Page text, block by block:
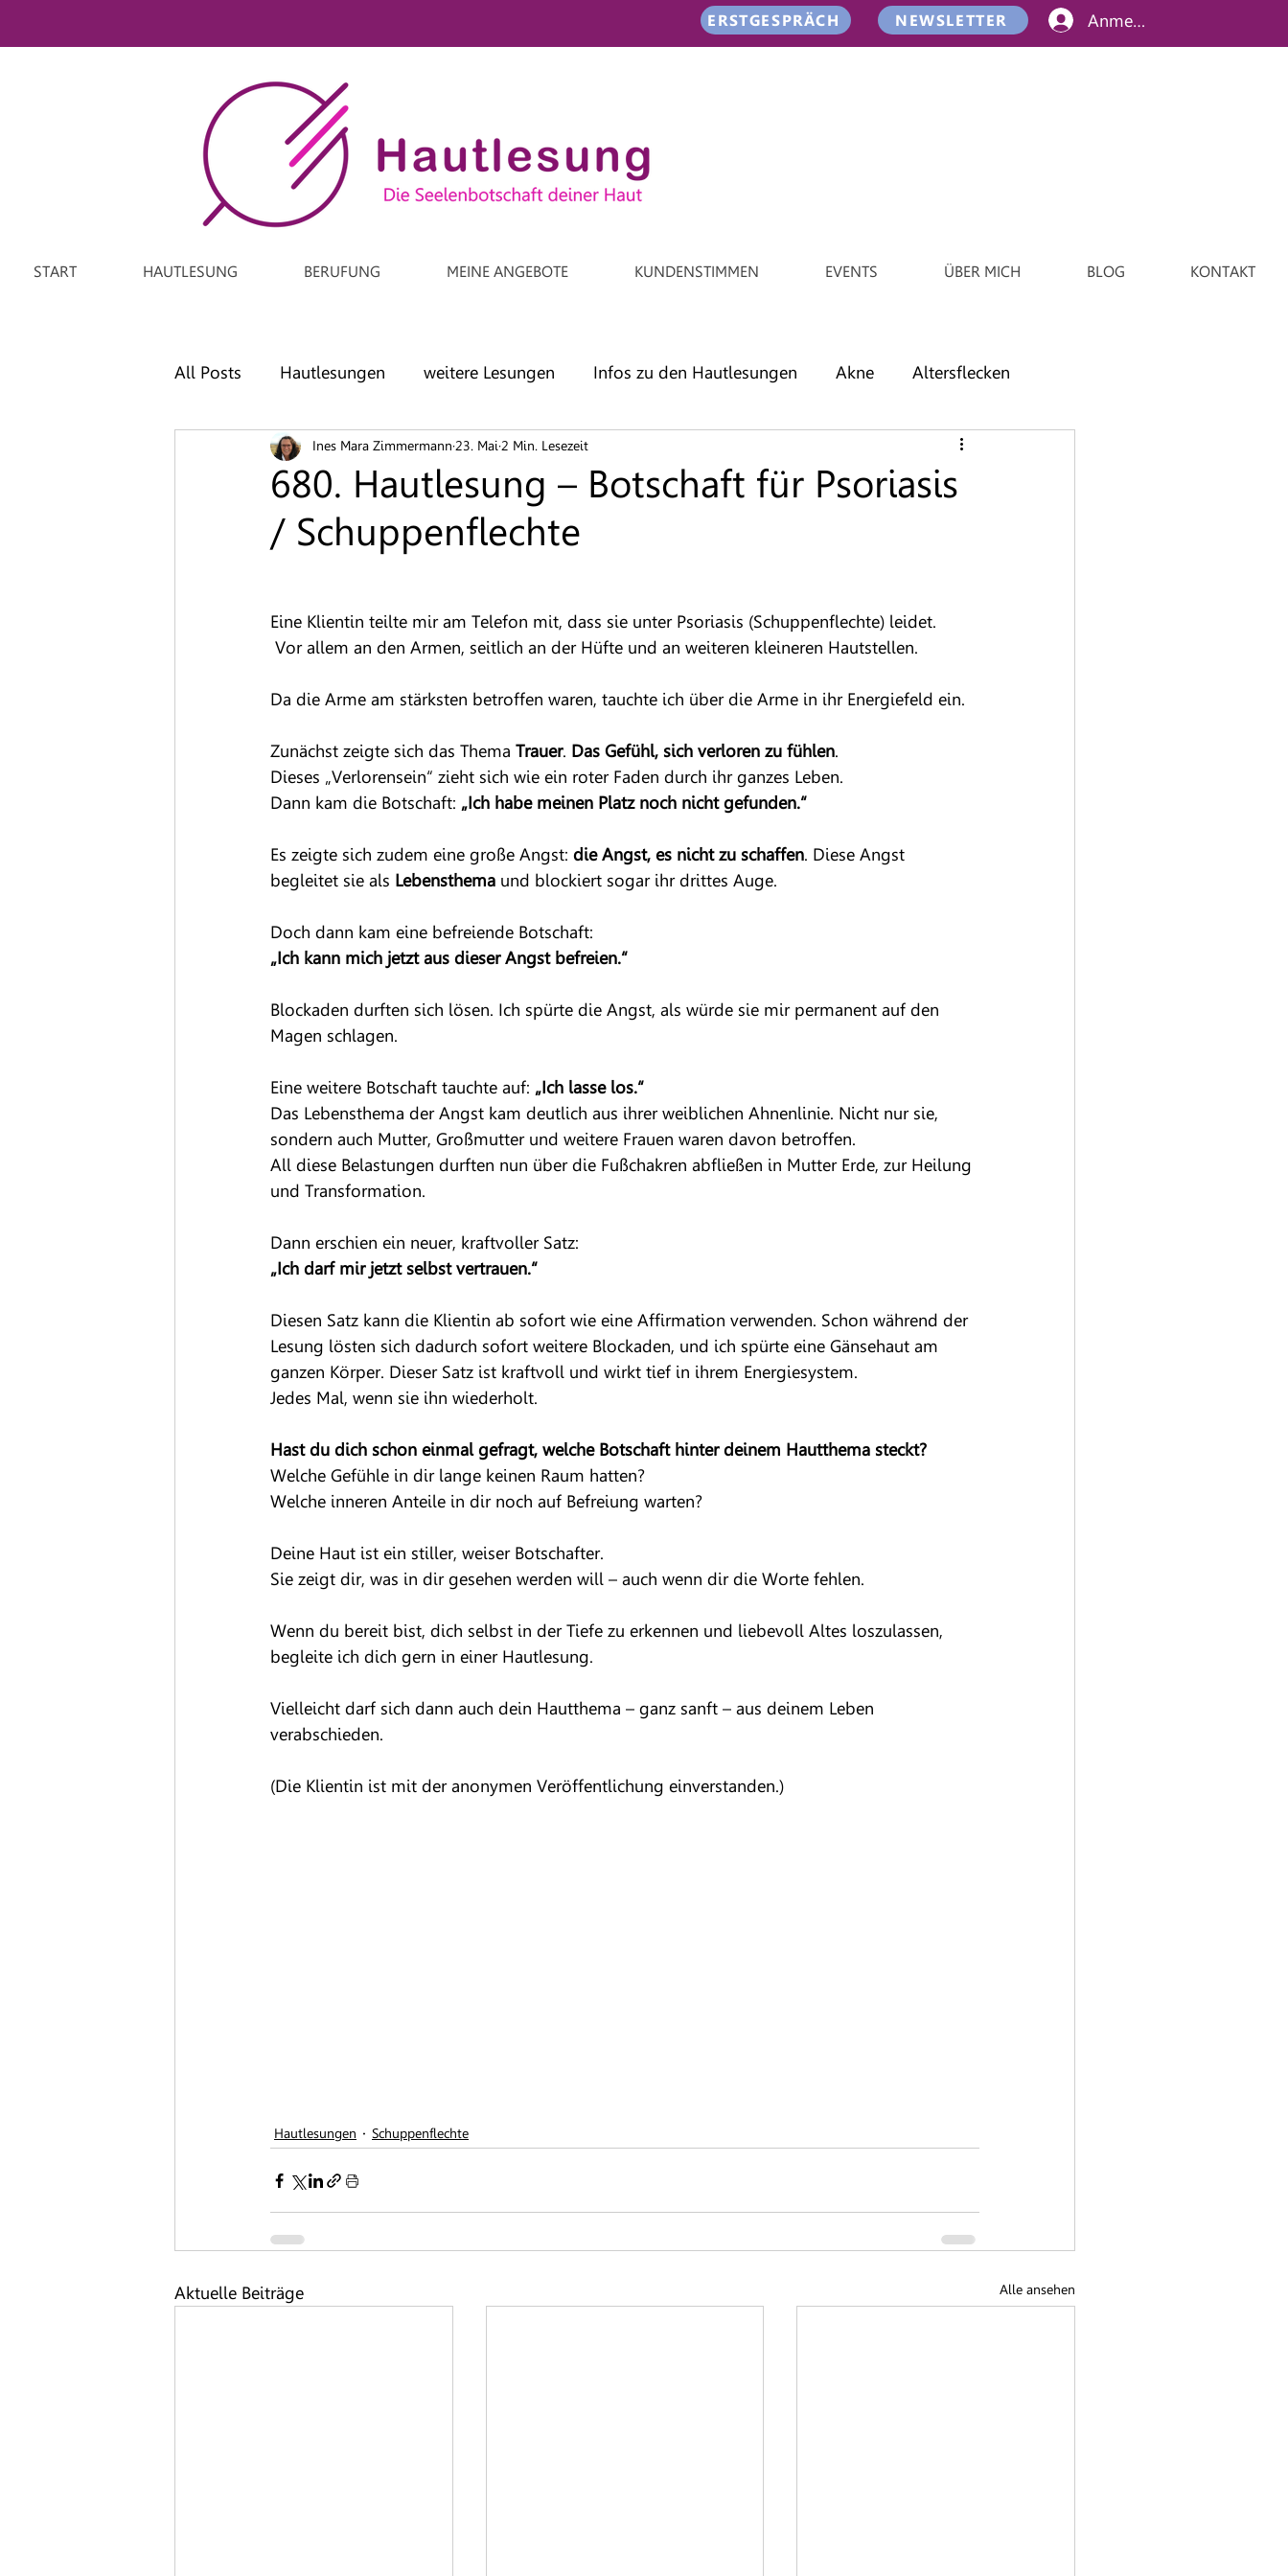
ERSTGESPRÄCH NEWSLETTER Anmelden
START HAUTLESUNG BERUFUNG MEINE ANGEBOTE KUNDENSTIMMEN EVENTS ÜBER MICH BLOG KONTAKT
All Posts Hautlesungen weitere Lesungen Infos zu den Hautlesungen Akne Altersflecken
Blutschwämmchen Brennen / Juckreiz Ekzeme Gebärmutter
Muttermal Neurodermitis
680. Hautlesung – Botschaft für Psoriasis
/ Schuppenflechte
Ines Mara Zimmermann 23. Mai 2 Min. Lesezeit
Eine Klientin teilte mir am Telefon mit, dass sie unter Psoriasis (Schuppenflechte) leidet.
Vor allem an den Armen, seitlich an der Hüfte und an weiteren kleineren Hautstellen.
Da die Arme am stärksten betroffen waren, tauchte ich über die Arme in ihr Energiefeld ein.
Zunächst zeigte sich das Thema Trauer. Das Gefühl, sich verloren zu fühlen.
Dieses „Verlorensein“ zieht sich wie ein roter Faden durch ihr ganzes Leben.
Dann kam die Botschaft: „Ich habe meinen Platz noch nicht gefunden.“
Es zeigte sich zudem eine große Angst: die Angst, es nicht zu schaffen. Diese Angst
begleitet sie als Lebensthema und blockiert sogar ihr drittes Auge.
Doch dann kam eine befreiende Botschaft:
„Ich kann mich jetzt aus dieser Angst befreien.“
Blockaden durften sich lösen. Ich spürte die Angst, als würde sie mir permanent auf den
Magen schlagen.
Eine weitere Botschaft tauchte auf: „Ich lasse los.“
Das Lebensthema der Angst kam deutlich aus ihrer weiblichen Ahnenlinie. Nicht nur sie,
sondern auch Mutter, Großmutter und weitere Frauen waren davon betroffen.
All diese Belastungen durften nun über die Fußchakren abfließen in Mutter Erde, zur Heilung
und Transformation.
Dann erschien ein neuer, kraftvoller Satz:
„Ich darf mir jetzt selbst vertrauen.“
Diesen Satz kann die Klientin ab sofort wie eine Affirmation verwenden. Schon während der
Lesung lösten sich dadurch sofort weitere Blockaden, und ich spürte eine Gänsehaut am
ganzen Körper. Dieser Satz ist kraftvoll und wirkt tief in ihrem Energiesystem.
Jedes Mal, wenn sie ihn wiederholt.
Hast du dich schon einmal gefragt, welche Botschaft hinter deinem Hautthema steckt?
Welche Gefühle in dir lange keinen Raum hatten?
Welche inneren Anteile in dir noch auf Befreiung warten?
Deine Haut ist ein stiller, weiser Botschafter.
Sie zeigt dir, was in dir gesehen werden will – auch wenn dir die Worte fehlen.
Wenn du bereit bist, dich selbst in der Tiefe zu erkennen und liebevoll Altes loszulassen,
begleite ich dich gern in einer Hautlesung.
Vielleicht darf sich dann auch dein Hautthema – ganz sanft – aus deinem Leben
verabschieden.
(Die Klientin ist mit der anonymen Veröffentlichung einverstanden.)
Hautlesungen Schuppenflechte
Aktuelle Beiträge Alle ansehen